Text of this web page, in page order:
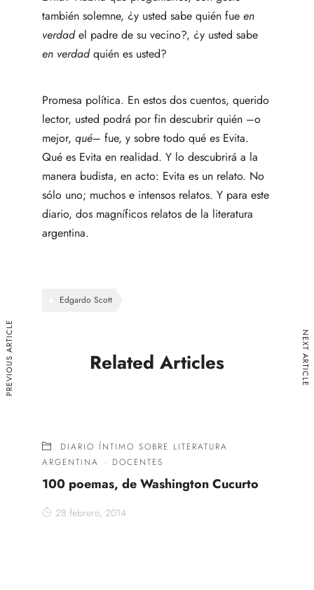
también solemne, ¿y usted sabe quién fue en
verdadel padre de su vecino?, ¿y usted sabe
en verdadquién es usted?
Promesa política. En estos dos cuentos, querido
lector, usted podrá por fin descubrir quién –o
mejor, qué– fue, y sobre todo qué es Evita.
Qué es Evita en realidad. Y lo descubrirá a la
manera budista, en acto: Evita es un relato. No
sólo uno; muchos e intensos relatos. Y para este
diario, dos magníficos relatos de la literatura
argentina.
Edgardo Scott
Related Articles
DIARIO ÍNTIMO SOBRE LITERATURA
ARGENTINA
· DOCENTES
100 poemas, de Washington Cucurto
28 febrero, 2014
PREVIOUS ARTICLE NEXT ARTICLE